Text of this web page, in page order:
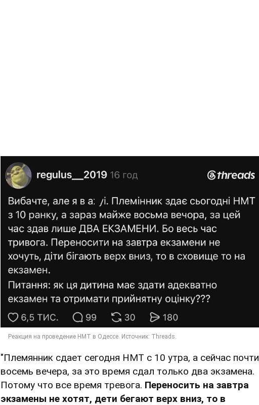
"Племянник сдает сегодня НМТ с 10 утра, а сейчас почти
восемь вечера, за это время сдал только два экзамена.
Потому что все время тревога. Переносить на завтра
экзамены не хотят, дети бегают верх вниз, то в